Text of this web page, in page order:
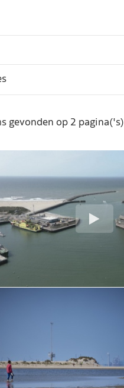
gevonden op 2 pagina('s)